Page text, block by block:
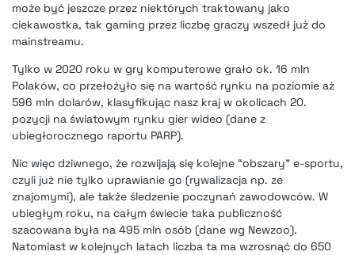
może być jeszcze przez niektórych traktowany jako
ciekawostka, tak gaming przez liczbę graczy wszedł już do
mainstreamu.
Tylko w 2020 roku w gry komputerowe grało ok. 16 mln
Polaków, co przełożyło się na wartość rynku na poziomie aż
596 mln dolarów, klasyfikując nasz kraj w okolicach 20.
pozycji na światowym rynku gier wideo (dane z
ubiegłorocznego raportu PARP).
Nic więc dziwnego, że rozwijają się kolejne “obszary” e-sportu,
czyli już nie tylko uprawianie go (rywalizacja np. ze
znajomymi), ale także śledzenie poczynań zawodowców. W
ubiegłym roku, na całym świecie taka publiczność
szacowana była na 495 mln osób (dane wg Newzoo).
Natomiast w kolejnych latach liczba ta ma wzrosnąć do 650